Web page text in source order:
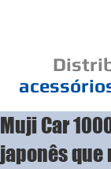
Um elo
Muji Car
japonês que